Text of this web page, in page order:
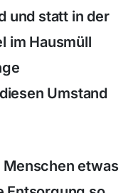
und statt in der
im Hausmüll
Umstand
etwas